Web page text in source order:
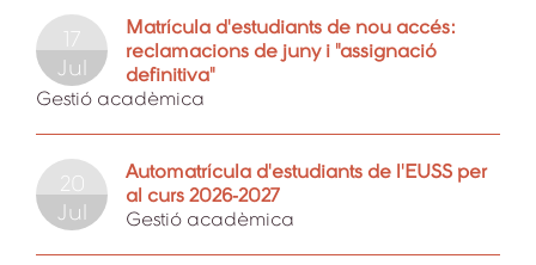
17
Jul
Matrícula d'estudiants de nou accés:
reclamacions de juny i "assignació
definitiva"
Gestió acadèmica
20
Jul
Automatrícula d'estudiants de l'EUSS per
al curs 2026-2027
Gestió acadèmica